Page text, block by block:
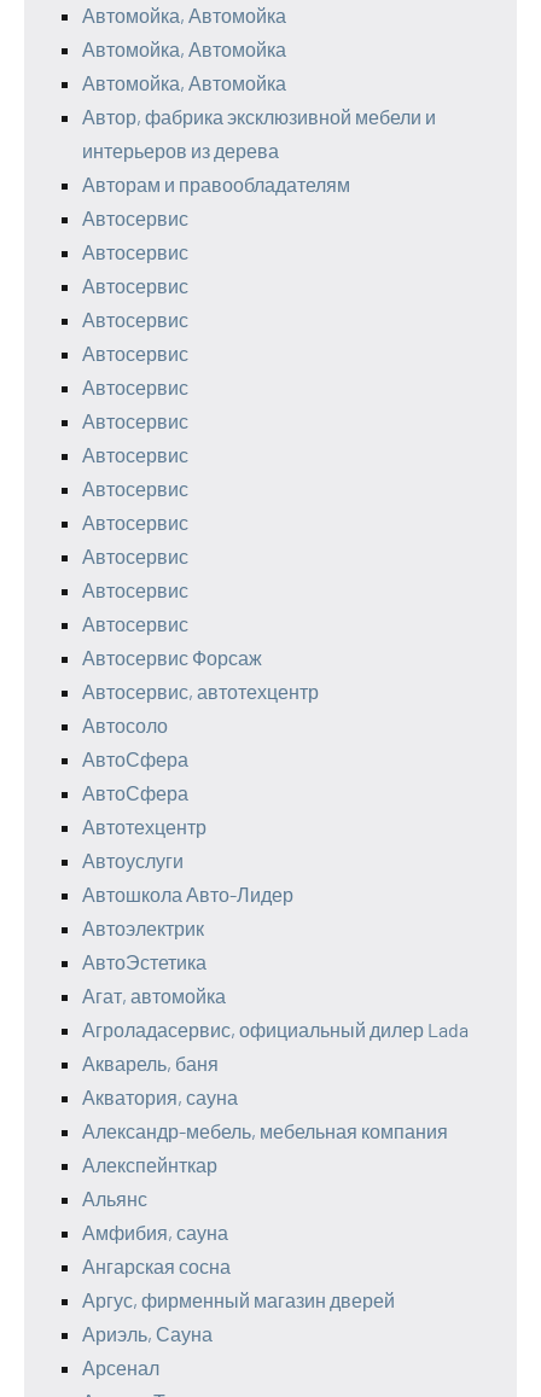
Автомойка, Автомойка
Автомойка, Автомойка
Автомойка, Автомойка
Автор, фабрика эксклюзивной мебели и
интерьеров из дерева
Авторам и правообладателям
Автосервис
Автосервис
Автосервис
Автосервис
Автосервис
Автосервис
Автосервис
Автосервис
Автосервис
Автосервис
Автосервис
Автосервис
Автосервис
Автосервис Форсаж
Автосервис, автотехцентр
Автосоло
АвтоСфера
АвтоСфера
Автотехцентр
Автоуслуги
Автошкола Авто-Лидер
Автоэлектрик
АвтоЭстетика
Агат, автомойка
Агроладасервис, официальный дилер Lada
Акварель, баня
Акватория, сауна
Александр-мебель, мебельная компания
Алекспейнткар
Альянс
Амфибия, сауна
Ангарская сосна
Аргус, фирменный магазин дверей
Ариэль, Сауна
Арсенал